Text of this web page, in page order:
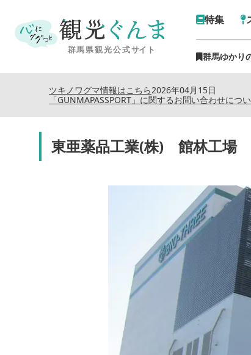
特集
群馬ゆかり
2026年04月15日
ツキノワグマ情報はこちら
「GUNMAPASSPORT」に関するお問い合わせにつ
東亜薬品工業(株) 館林工場